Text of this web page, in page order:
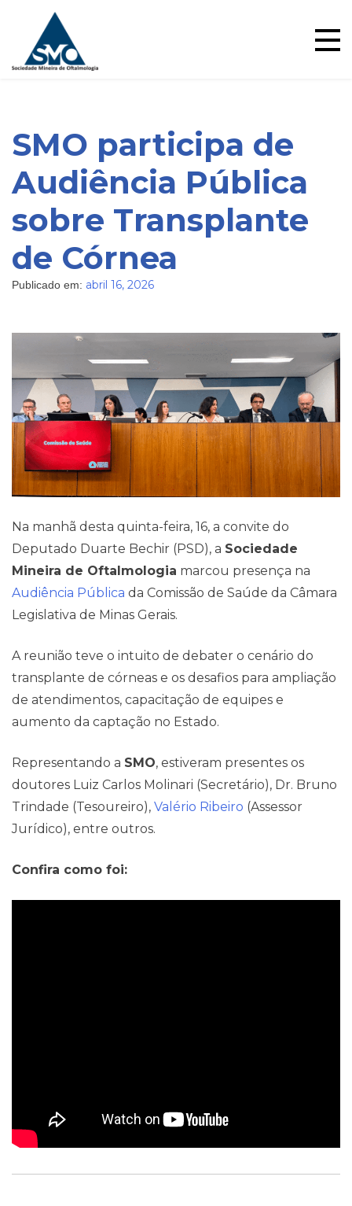
content
SMO participa de
Audiência Pública
sobre Transplante
de Córnea
Publicado em: abril 16, 2026
Na manhã desta quinta-feira, 16, a convite do
Deputado Duarte Bechir (PSD), a Sociedade
Mineira de Oftalmologia marcou presença na
Audiência Pública da Comissão de Saúde da Câmara
Legislativa de Minas Gerais.
A reunião teve o intuito de debater o cenário do
transplante de córneas e os desafios para ampliação
de atendimentos, capacitação de equipes e
aumento da captação no Estado.
Representando a SMO, estiveram presentes os
doutores Luiz Carlos Molinari (Secretário), Dr. Bruno
Trindade (Tesoureiro), Valério Ribeiro (Assessor
Jurídico), entre outros.
Confira como foi: